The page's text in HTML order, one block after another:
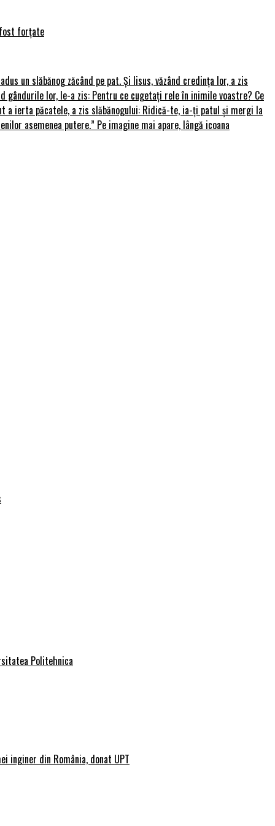
forțate
un slăbănog zăcând pe pat. Și Iisus, văzând credința lor, a zis
lor, le-a zis: Pentru ce cugetați rele în inimile voastre? Ce
a ierta păcatele, a zis slăbănogului: Ridică-te, ia-ți patul și mergi la
asemenea putere.” Pe imagine mai apare, lângă icoana
Politehnica
inginer din România, donat UPT